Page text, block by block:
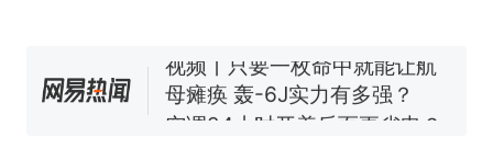
空调24小时开着反而更省电？
电力部门回应